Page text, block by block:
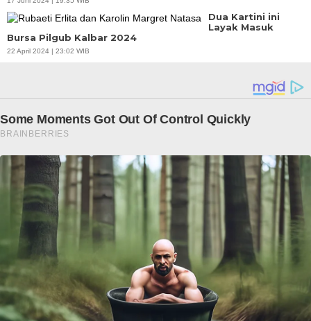
Dua Kartini ini
Layak Masuk
Bursa Pilgub Kalbar 2024
22 April 2024 | 23:02 WIB